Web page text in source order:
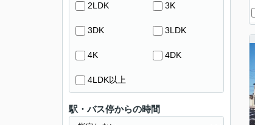
2LDK 3K
3DK 3LDK
4K 4DK
4LDK以上
駅・バス停からの時間